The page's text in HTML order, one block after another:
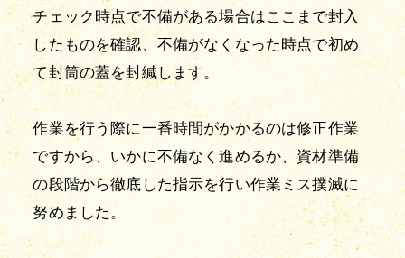
チェック時点で不備がある場合はここまで封入
したものを確認、不備がなくなった時点で初め
て封筒の蓋を封緘します。
作業を行う際に一番時間がかかるのは修正作業
ですから、いかに不備なく進めるか、資材準備
の段階から徹底した指示を行い作業ミス撲滅に
努めました。